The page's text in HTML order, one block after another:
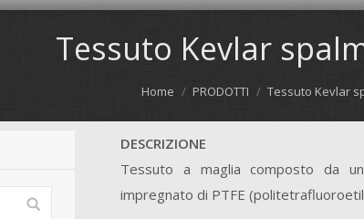
Tessuto Kevlar
Home PRODOTTI Tessuto Kevlar
DESCRIZIONE
Tessuto a maglia composto da
impregnato di PTFE